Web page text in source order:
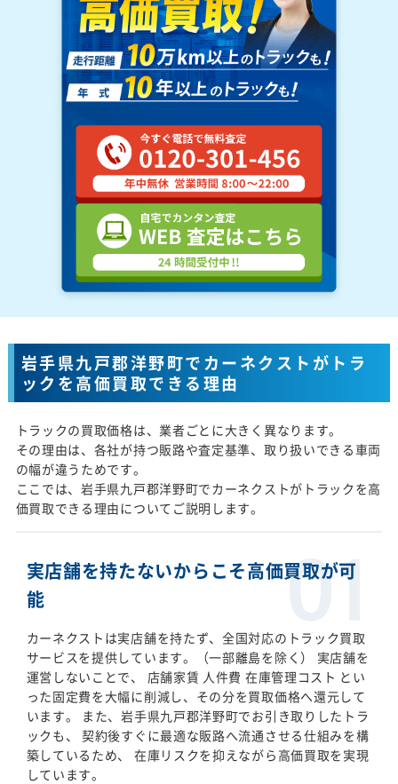
岩手県九戸郡洋野町でカーネクストがトラ
ックを高価買取できる理由
トラックの買取価格は、業者ごとに大きく異なります。
その理由は、各社が持つ販路や査定基準、取り扱いできる車両
の幅が違うためです。
ここでは、岩手県九戸郡洋野町でカーネクストがトラックを高
価買取できる理由についてご説明します。
実店舗を持たないからこそ高価買取が可
能
カーネクストは実店舗を持たず、全国対応のトラック買取
サービスを提供しています。（一部離島を除く） 実店舗を
運営しないことで、 店舗家賃 人件費 在庫管理コスト とい
った固定費を大幅に削減し、その分を買取価格へ還元して
います。 また、岩手県九戸郡洋野町でお引き取りしたトラ
ックも、 契約後すぐに最適な販路へ流通させる仕組みを構
築しているため、 在庫リスクを抑えながら高価買取を実現
しています。